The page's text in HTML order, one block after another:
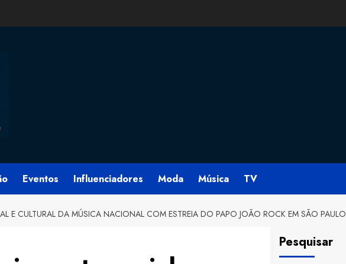
Eventos Influenciadores Moda Música TV
E CULTURAL DA MÚSICA NACIONAL COM ESTREIA DO PAPO JOÃO ROCK EM SÃO PAULO
Pesquisar